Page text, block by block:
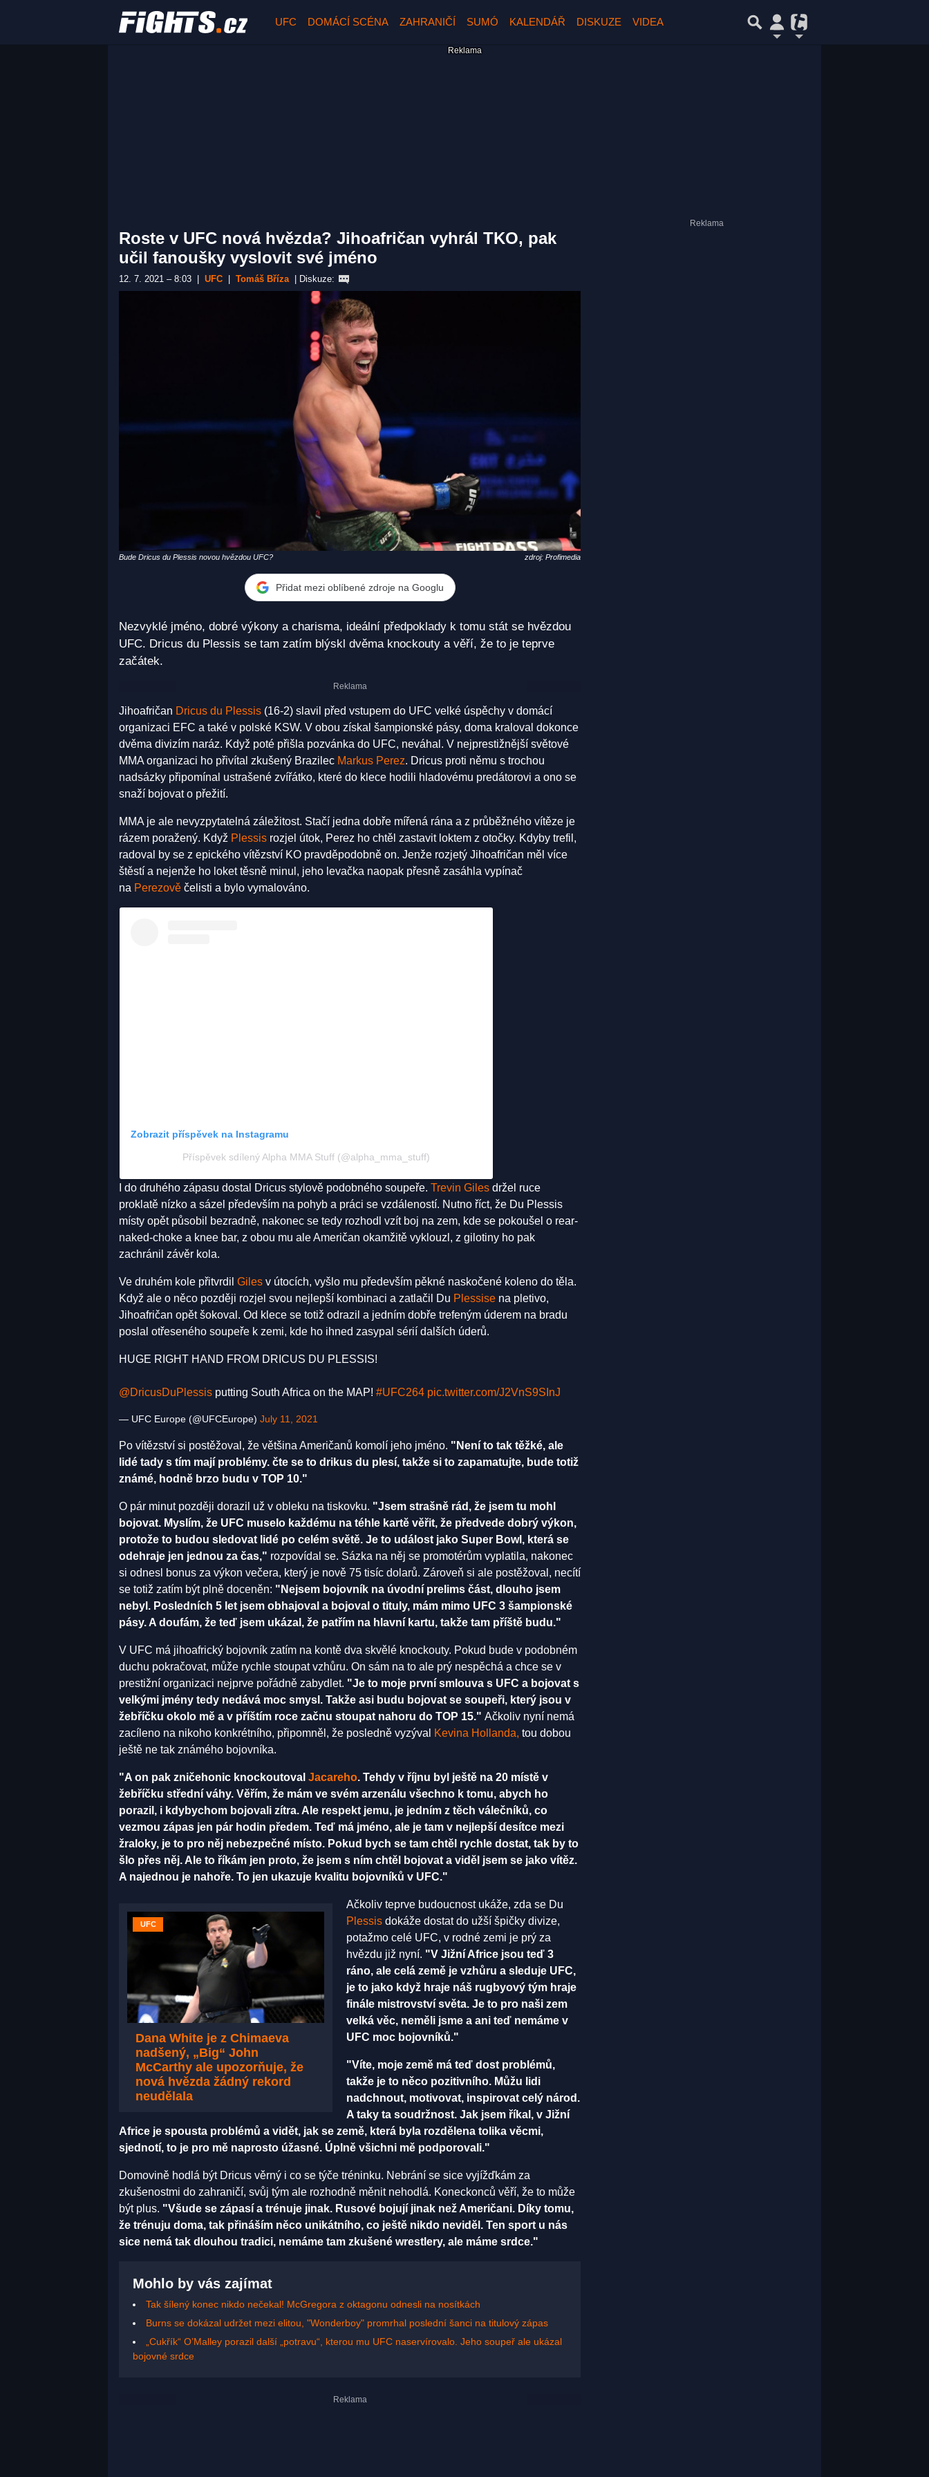
UFC DOMÁCÍ SCÉNA ZAHRANIČÍ SUMÓ KALENDÁŘ DISKUZE VIDEA
Roste v UFC nová hvězda? Jihoafričan vyhrál TKO, pak
učil fanoušky vyslovit své jméno
12. 7. 2021 – 8:03 UFC Tomáš Bříza Diskuze:
Bude Dricus du Plessis novou hvězdou UFC? zdroj: Profimedia
Přidat mezi oblíbené zdroje na Googlu
Nezvyklé jméno, dobré výkony a charisma, ideální předpoklady k tomu stát se hvězdou
UFC. Dricus du Plessis se tam zatím blýskl dvěma knockouty a věří, že to je teprve
začátek.
Jihoafričan Dricus du Plessis (16-2) slavil před vstupem do UFC velké úspěchy v domácí
organizaci EFC a také v polské KSW. V obou získal šampionské pásy, doma kraloval dokonce
dvěma divizím naráz. Když poté přišla pozvánka do UFC, neváhal. V nejprestižnější světové
MMA organizaci ho přivítal zkušený Brazilec Markus Perez. Dricus proti němu s trochou
nadsázky připomínal ustrašené zvířátko, které do klece hodili hladovému predátorovi a ono se
snaží bojovat o přežití.
MMA je ale nevyzpytatelná záležitost. Stačí jedna dobře mířená rána a z průběžného vítěze je
rázem poražený. Když Plessis rozjel útok, Perez ho chtěl zastavit loktem z otočky. Kdyby trefil,
radoval by se z epického vítězství KO pravděpodobně on. Jenže rozjetý Jihoafričan měl více
štěstí a nejenže ho loket těsně minul, jeho levačka naopak přesně zasáhla vypínač
na Perezově čelisti a bylo vymalováno.
Zobrazit příspěvek na Instagramu
Příspěvek sdílený Alpha MMA Stuff (@alpha_mma_stuff)
I do druhého zápasu dostal Dricus stylově podobného soupeře. Trevin Giles držel ruce
proklatě nízko a sázel především na pohyb a práci se vzdáleností. Nutno říct, že Du Plessis
místy opět působil bezradně, nakonec se tedy rozhodl vzít boj na zem, kde se pokoušel o rear-
naked-choke a knee bar, z obou mu ale Američan okamžitě vyklouzl, z gilotiny ho pak
zachránil závěr kola.
Ve druhém kole přitvrdil Giles v útocích, vyšlo mu především pěkné naskočené koleno do těla.
Když ale o něco později rozjel svou nejlepší kombinaci a zatlačil Du Plessise na pletivo,
Jihoafričan opět šokoval. Od klece se totiž odrazil a jedním dobře trefeným úderem na bradu
poslal otřeseného soupeře k zemi, kde ho ihned zasypal sérií dalších úderů.
HUGE RIGHT HAND FROM DRICUS DU PLESSIS!
@DricusDuPlessis putting South Africa on the MAP! #UFC264 pic.twitter.com/J2VnS9SInJ
— UFC Europe (@UFCEurope) July 11, 2021
Po vítězství si postěžoval, že většina Američanů komolí jeho jméno. "Není to tak těžké, ale
lidé tady s tím mají problémy. čte se to drikus du plesí, takže si to zapamatujte, bude totiž
známé, hodně brzo budu v TOP 10."
O pár minut později dorazil už v obleku na tiskovku. "Jsem strašně rád, že jsem tu mohl
bojovat. Myslím, že UFC muselo každému na téhle kartě věřit, že předvede dobrý výkon,
protože to budou sledovat lidé po celém světě. Je to událost jako Super Bowl, která se
odehraje jen jednou za čas," rozpovídal se. Sázka na něj se promotérům vyplatila, nakonec
si odnesl bonus za výkon večera, který je nově 75 tisíc dolarů. Zároveň si ale postěžoval, necítí
se totiž zatím být plně doceněn: "Nejsem bojovník na úvodní prelims část, dlouho jsem
nebyl. Posledních 5 let jsem obhajoval a bojoval o tituly, mám mimo UFC 3 šampionské
pásy. A doufám, že teď jsem ukázal, že patřím na hlavní kartu, takže tam příště budu."
V UFC má jihoafrický bojovník zatím na kontě dva skvělé knockouty. Pokud bude v podobném
duchu pokračovat, může rychle stoupat vzhůru. On sám na to ale prý nespěchá a chce se v
prestižní organizaci nejprve pořádně zabydlet. "Je to moje první smlouva s UFC a bojovat s
velkými jmény tedy nedává moc smysl. Takže asi budu bojovat se soupeři, který jsou v
žebříčku okolo mě a v příštím roce začnu stoupat nahoru do TOP 15." Ačkoliv nyní nemá
zacíleno na nikoho konkrétního, připomněl, že posledně vyzýval Kevina Hollanda, tou dobou
ještě ne tak známého bojovníka.
"A on pak zničehonic knockoutoval Jacareho. Tehdy v říjnu byl ještě na 20 místě v
žebříčku střední váhy. Věřím, že mám ve svém arzenálu všechno k tomu, abych ho
porazil, i kdybychom bojovali zítra. Ale respekt jemu, je jedním z těch válečníků, co
vezmou zápas jen pár hodin předem. Teď má jméno, ale je tam v nejlepší desítce mezi
žraloky, je to pro něj nebezpečné místo. Pokud bych se tam chtěl rychle dostat, tak by to
šlo přes něj. Ale to říkám jen proto, že jsem s ním chtěl bojovat a viděl jsem se jako vítěz.
A najednou je nahoře. To jen ukazuje kvalitu bojovníků v UFC."
UFC
Dana White je z Chimaeva
nadšený, „Big“ John
McCarthy ale upozorňuje, že
nová hvězda žádný rekord
neudělala
Ačkoliv teprve budoucnost ukáže, zda se Du
Plessis dokáže dostat do užší špičky divize,
potažmo celé UFC, v rodné zemi je prý za
hvězdu již nyní. "V Jižní Africe jsou teď 3
ráno, ale celá země je vzhůru a sleduje UFC,
je to jako když hraje náš rugbyový tým hraje
finále mistrovství světa. Je to pro naši zem
velká věc, neměli jsme a ani teď nemáme v
UFC moc bojovníků."
"Víte, moje země má teď dost problémů,
takže je to něco pozitivního. Můžu lidi
nadchnout, motivovat, inspirovat celý národ.
A taky ta soudržnost. Jak jsem říkal, v Jižní
Africe je spousta problémů a vidět, jak se země, která byla rozdělena tolika věcmi,
sjednotí, to je pro mě naprosto úžasné. Úplně všichni mě podporovali."
Domovině hodlá být Dricus věrný i co se týče tréninku. Nebrání se sice vyjížďkám za
zkušenostmi do zahraničí, svůj tým ale rozhodně měnit nehodlá. Koneckonců věří, že to může
být plus. "Všude se zápasí a trénuje jinak. Rusové bojují jinak než Američani. Díky tomu,
že trénuju doma, tak přináším něco unikátního, co ještě nikdo neviděl. Ten sport u nás
sice nemá tak dlouhou tradici, nemáme tam zkušené wrestlery, ale máme srdce."
Mohlo by vás zajímat
Tak šílený konec nikdo nečekal! McGregora z oktagonu odnesli na nosítkách
Burns se dokázal udržet mezi elitou, "Wonderboy" promrhal poslední šanci na titulový zápas
„Cukřík“ O’Malley porazil další „potravu“, kterou mu UFC naservírovalo. Jeho soupeř ale ukázal
bojovné srdce